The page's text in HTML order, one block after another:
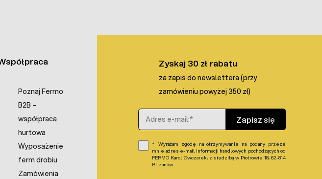
Poznaj Fermo
B2B –
współpraca
hurtowa
Wyposażenie
ferm drobiu
Zamówienia
Zyskaj 30 zł rabatu
za zapis do newslettera (przy
zamówieniu powyżej 350 zł)
Adres e-mail
Zapisz się
Wyrażam zgodę na otrzymywanie na podany przeze
mnie adres e-mail informacji handlowych pochodzących od
FERMO Karol Owczarek, z siedzibą w Piotrowie 18, 62-814
Blizanów.